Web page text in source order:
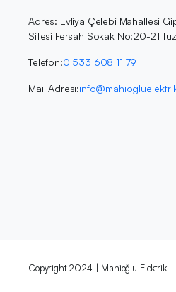
Adres: Evliya Çelebi Mahallesi
Sitesi Fersah Sokak No:20-21
Telefon:0 533 608 11 79
Mail Adresi:
Copyright 2024 | Mahioğlu Elektrik